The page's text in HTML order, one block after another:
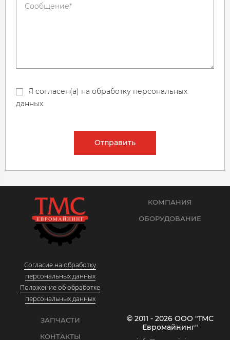
Я согласен(а) на обработку персональных
данных.
Отправить
Согласие на обработку
персональных данных
Положение об обработке
персональных данных
КОМПАНИЯ
ОБОРУДОВАНИЕ
ЗАПЧАСТИ
КОНТАКТЫ
© 2011 - 2026 ООО "ТМС
Евромайнинг"